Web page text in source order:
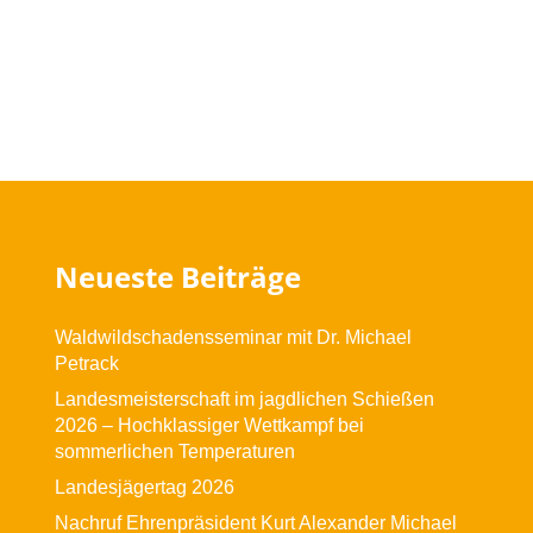
Neueste Beiträge
Waldwildschadensseminar mit Dr. Michael
Petrack
Landesmeisterschaft im jagdlichen Schießen
2026 – Hochklassiger Wettkampf bei
sommerlichen Temperaturen
Landesjägertag 2026
Nachruf Ehrenpräsident Kurt Alexander Michael